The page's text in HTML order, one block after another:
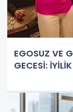
EGOSUZ VE
GECESİ: